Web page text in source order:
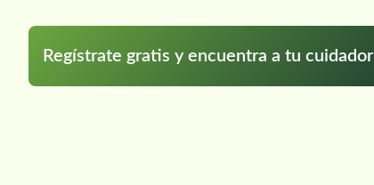
Regístrate gratis y encuentra a tu cuidador